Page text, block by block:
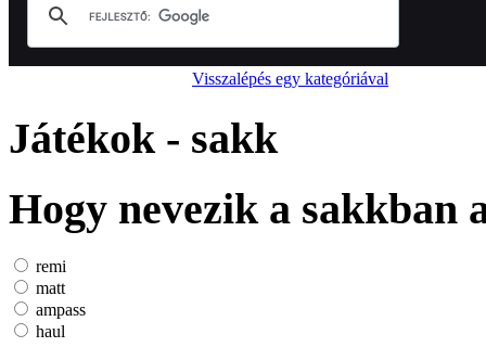
Visszalépés egy kategóriával
Játékok - sakk
Hogy nevezik a sakkban
remi
matt
ampass
haul